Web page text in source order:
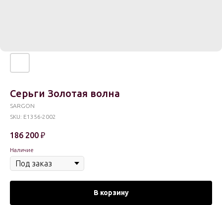
Серьги Золотая волна
SARGON
SKU: E1356-2002
186 200 ₽
Наличие
В корзину